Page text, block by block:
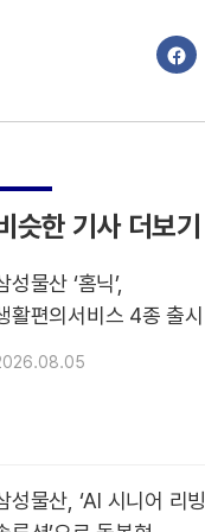
슷한 기사 더보기
성물산 ‘홈닉’,
활편의서비스 4종 출시
성물산, ‘AI 시니어 리빙